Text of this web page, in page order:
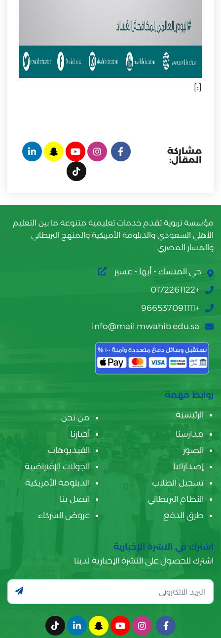
[:]
مشاركة
المقال:
مؤسسة تربوية تقدم خدمات تعليمية متنوعة ما بين التعليم
الأهلي السعودي والدبلومة الأمريكية والمنهج البريطاني
والمسار المصري
حي المنسك - أبها - عسير
+0172261122
+966537091111
info@mail.mwahib.edu.sa
روابط مهمة
الرئيسية
من نحن
مدارسنا
أخبارنا
الصور
الفيديوهات
إصداراتنا
الجولات الإفتراضية
تسجيل الطلاب
الدبلومة الأمريكية
النظام البريطاني
اتصل بنا
طرق الدفع
عروض الشركاء
اشترك في النشرة الإخبارية
اشترك للحصول على النشرة الإخبارية لدينا